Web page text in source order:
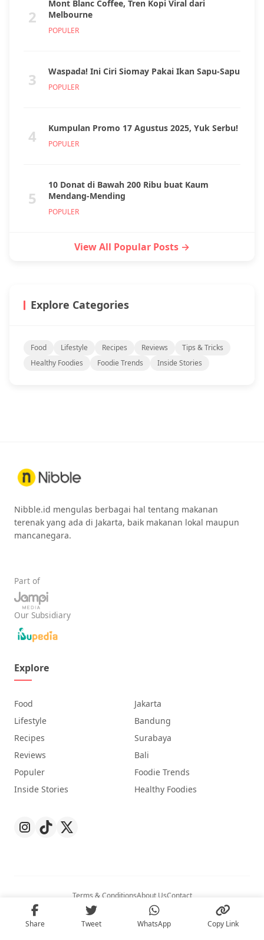
2
Mont Blanc Coffee, Tren Kopi Viral dari
Melbourne
POPULER
3 Waspada! Ini Ciri Siomay Pakai Ikan Sapu-Sapu
POPULER
4 Kumpulan Promo 17 Agustus 2025, Yuk Serbu!
POPULER
5
10 Donat di Bawah 200 Ribu buat Kaum
Mendang-Mending
POPULER
View All Popular Posts →
Explore Categories
Food Lifestyle Recipes Reviews
Tips & Tricks
Healthy Foodies
Foodie Trends Inside Stories
Share Tweet WhatsApp Copy Link
Nibble.id mengulas berbagai hal tentang makanan
terenak yang ada di Jakarta, baik makanan lokal maupun
mancanegara.
Part of
Our Subsidiary
Explore
Food
Lifestyle
Recipes
Reviews
Populer
Inside Stories
Jakarta
Bandung
Surabaya
Bali
Foodie Trends
Healthy Foodies
Terms & ConditionsAbout UsContact
© 2026
. All Rights Reserved.